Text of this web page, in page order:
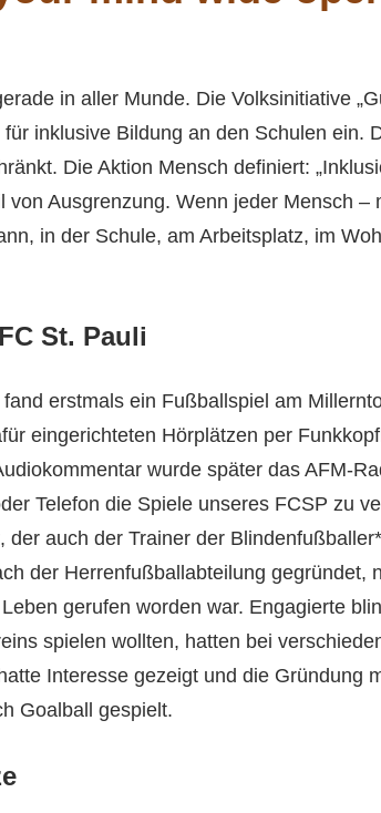
in aller Munde. Die Volksinitiative
inklusive Bildung an den Schulen ein.
Die Aktion Mensch definiert:
von Ausgrenzung. Wenn jeder Mensch –
in der Schule, am Arbeitsplatz, im
St. Pauli
erstmals ein Fußballspiel am
eingerichteten Hörplätzen per
wurde später das AFM-
Telefon die Spiele unseres FCSP zu
der auch der Trainer der
der Herrenfußballabteilung gegründet,
gerufen worden war. Engagierte
spielen wollten, hatten bei
Interesse gezeigt und die Gründung
Goalball gespielt.